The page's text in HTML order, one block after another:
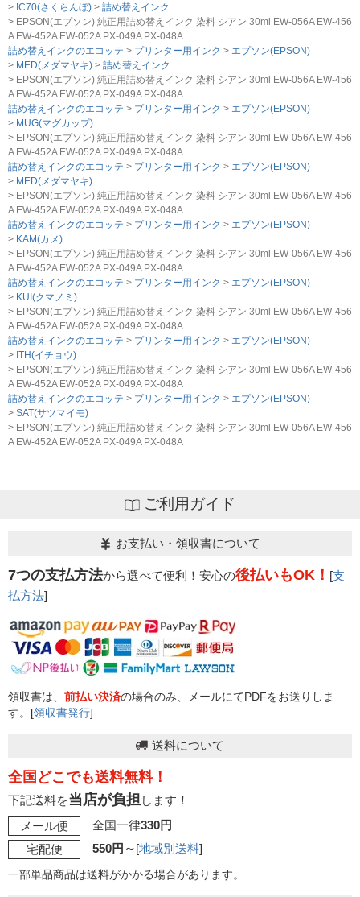
IC70(さくらんぼ)
詰め替えインク
EPSON(エプソン) 純正用詰め替えインク 染料 シアン 30ml EW-056A EW-456
A EW-452A EW-052A PX-049A PX-048A
詰め替えインクのエコッテ
プリンター用インク
エプソン(EPSON)
MED(メダマヤキ)
詰め替えインク
EPSON(エプソン) 純正用詰め替えインク 染料 シアン 30ml EW-056A EW-456
A EW-452A EW-052A PX-049A PX-048A
詰め替えインクのエコッテ
プリンター用インク
エプソン(EPSON)
MUG(マグカップ)
EPSON(エプソン) 純正用詰め替えインク 染料 シアン 30ml EW-056A EW-456
A EW-452A EW-052A PX-049A PX-048A
詰め替えインクのエコッテ
プリンター用インク
エプソン(EPSON)
MED(メダマヤキ)
EPSON(エプソン) 純正用詰め替えインク 染料 シアン 30ml EW-056A EW-456
A EW-452A EW-052A PX-049A PX-048A
詰め替えインクのエコッテ
プリンター用インク
エプソン(EPSON)
KAM(カメ)
EPSON(エプソン) 純正用詰め替えインク 染料 シアン 30ml EW-056A EW-456
A EW-452A EW-052A PX-049A PX-048A
詰め替えインクのエコッテ
プリンター用インク
エプソン(EPSON)
KUI(クマノミ)
EPSON(エプソン) 純正用詰め替えインク 染料 シアン 30ml EW-056A EW-456
A EW-452A EW-052A PX-049A PX-048A
詰め替えインクのエコッテ
プリンター用インク
エプソン(EPSON)
ITH(イチョウ)
EPSON(エプソン) 純正用詰め替えインク 染料 シアン 30ml EW-056A EW-456
A EW-452A EW-052A PX-049A PX-048A
詰め替えインクのエコッテ
プリンター用インク
エプソン(EPSON)
SAT(サツマイモ)
EPSON(エプソン) 純正用詰め替えインク 染料 シアン 30ml EW-056A EW-456
A EW-452A EW-052A PX-049A PX-048A
ご利用ガイド
お支払い・領収書について
7つの支払方法から選べて便利！安心の後払いもOK！ [支
払方法]
領収書は、 前払い決済の場合のみ、メールにてPDFをお送りしま
す。[領収書発行]
送料について
全国どこでも送料無料！
下記送料を当店が負担 します！
メール便
全国一律330円
宅配便
550円～[地域別送料]
一部単品商品は送料がかかる場合があります。